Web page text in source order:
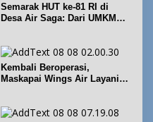
Semarak HUT ke-81 RI di
Desa Air Saga: Dari UMKM
Kembali Beroperasi,
Maskapai Wings Air Layani